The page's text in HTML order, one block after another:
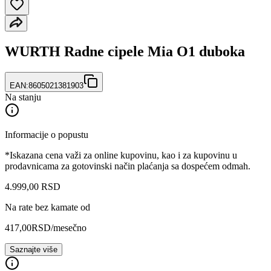
WURTH Radne cipele Mia O1 duboka
EAN:8605021381903
Na stanju
Informacije o popustu
*Iskazana cena važi za online kupovinu, kao i za kupovinu u
prodavnicama za gotovinski način plaćanja sa dospećem odmah.
4.999,00 RSD
Na rate bez kamate od
417,00RSD/mesečno
Saznajte više